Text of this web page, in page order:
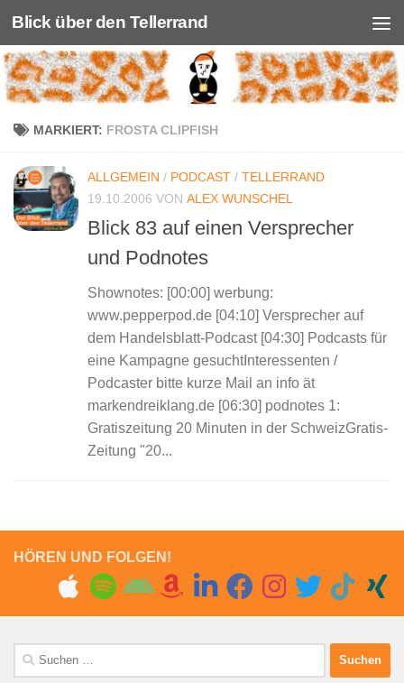
Unter dem Inhalt
Blick über den Tellerrand
MARKIERT: FROSTA CLIPFISH
ALLGEMEIN / PODCAST / TELLERRAND
19.10.2006 VON ALEX WUNSCHEL
Blick 83 auf einen Versprecher
und Podnotes
Shownotes: [00:00] werbung:
www.pepperpod.de [04:10] Versprecher auf
dem Handelsblatt-Podcast [04:30] Podcasts für
eine Kampagne gesuchtInteressenten /
Podcaster bitte kurze Mail an info ät
markendreiklang.de [06:30] podnotes 1:
Gratiszeitung 20 Minuten in der SchweizGratis-
Zeitung "20...
HÖREN UND FOLGEN!
Suchen
nach: